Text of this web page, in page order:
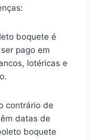
boquete é
pago em
lotéricas e
contrário de
datas de
boquete